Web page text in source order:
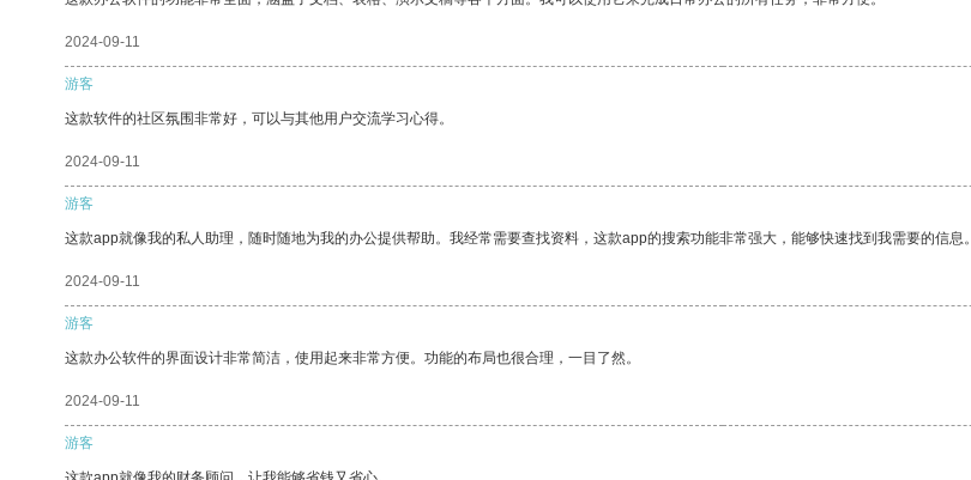
2024-09-11
游客
这款软件的社区氛围非常好，可以与其他用户交流学习心得。
2024-09-11
游客
这款app就像我的私人助理，随时随地为我的办公提供帮助。我经常需要查找资料，这款app的搜索功能非常强大，能够快速找到我需要的信息。
2024-09-11
游客
这款办公软件的界面设计非常简洁，使用起来非常方便。功能的布局也很合理，一目了然。
2024-09-11
游客